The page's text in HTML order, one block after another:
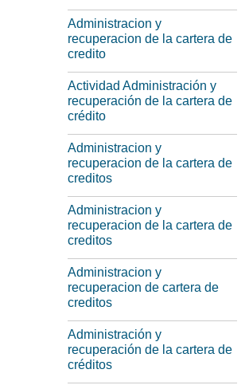
Administracion y
recuperacion de la cartera de
credito
Actividad Administración y
recuperación de la cartera de
crédito
Administracion y
recuperacion de la cartera de
creditos
Administracion y
recuperacion de la cartera de
creditos
Administracion y
recuperacion de cartera de
creditos
Administración y
recuperación de la cartera de
créditos